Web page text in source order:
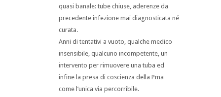
quasi banale: tube chiuse, aderenze da
precedente infezione mai diagnosticata né
curata.
Anni di tentativi a vuoto, qualche medico
insensibile, qualcuno incompetente, un
intervento per rimuovere una tuba ed
infine la presa di coscienza della Pma
come l’unica via percorribile.